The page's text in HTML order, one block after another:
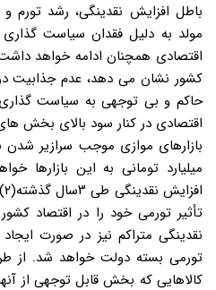
باطل افزایش نقدینگی، رشد تورم
مولد به دلیل فقدان سیاست
اقتصادی همچنان ادامه خواهد
کشور نشان می دهد، عدم جذابیت
حاکم و بی توجهی به سیاست
اقتصادی در کنار سود بالای بخش
میلیارد تومانی به این
تأثیر تورمی خود را در اقتصاد
نقدینگی متراکم نیز در صورت
تورمی بسته دولت خواهد شد. از
کالاهایی که بخش قابل توجهی از